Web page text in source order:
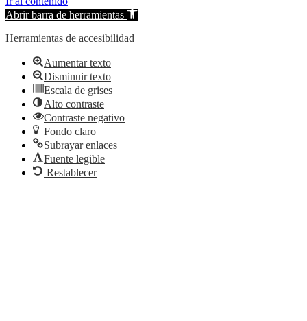
Abrir barra de herramientas
Herramientas de accesibilidad
Aumentar texto
Disminuir texto
Escala de grises
Alto contraste
Contraste negativo
Fondo claro
Subrayar enlaces
Fuente legible
Restablecer